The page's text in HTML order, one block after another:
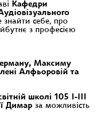
Кафедри
себе, про
з професією
Максиму
Алфьоровій та
школі 105 I-III
Димар за можливість